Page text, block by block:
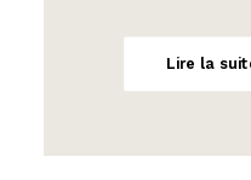
Lire la